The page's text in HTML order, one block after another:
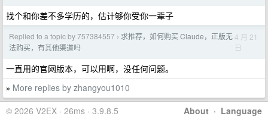
找个和你差不多学历的，估计够你受你一辈子
Replied to a topic by 757384557 › 求推荐，如何购买 Claude，正版无
法购买，有其他渠道吗
4 月 21
日
一直用的官网版本，可以用啊，没任何问题。
» More replies by zhangyou1010
About · Language
© 2026 V2EX · 26ms · 3.9.8.5